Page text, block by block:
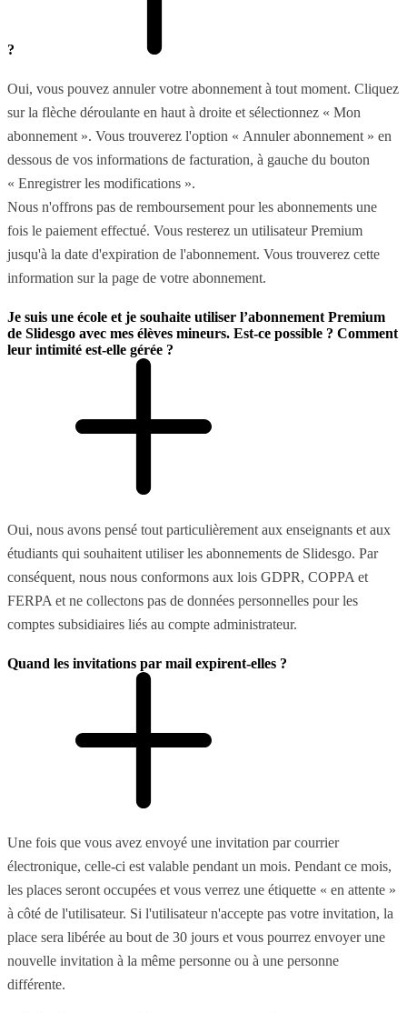
?
Oui, vous pouvez annuler votre abonnement à tout moment. Cliquez
sur la flèche déroulante en haut à droite et sélectionnez « Mon
abonnement ». Vous trouverez l'option « Annuler abonnement » en
dessous de vos informations de facturation, à gauche du bouton
« Enregistrer les modifications ».
Nous n'offrons pas de remboursement pour les abonnements une
fois le paiement effectué. Vous resterez un utilisateur Premium
jusqu'à la date d'expiration de l'abonnement. Vous trouverez cette
information sur la page de votre abonnement.
Je suis une école et je souhaite utiliser l’abonnement Premium
de Slidesgo avec mes élèves mineurs. Est-ce possible ? Comment
leur intimité est-elle gérée ?
Oui, nous avons pensé tout particulièrement aux enseignants et aux
étudiants qui souhaitent utiliser les abonnements de Slidesgo. Par
conséquent, nous nous conformons aux lois GDPR, COPPA et
FERPA et ne collectons pas de données personnelles pour les
comptes subsidiaires liés au compte administrateur.
Quand les invitations par mail expirent-elles ?
Une fois que vous avez envoyé une invitation par courrier
électronique, celle-ci est valable pendant un mois. Pendant ce mois,
les places seront occupées et vous verrez une étiquette « en attente »
à côté de l'utilisateur. Si l'utilisateur n'accepte pas votre invitation, la
place sera libérée au bout de 30 jours et vous pourrez envoyer une
nouvelle invitation à la même personne ou à une personne
différente.